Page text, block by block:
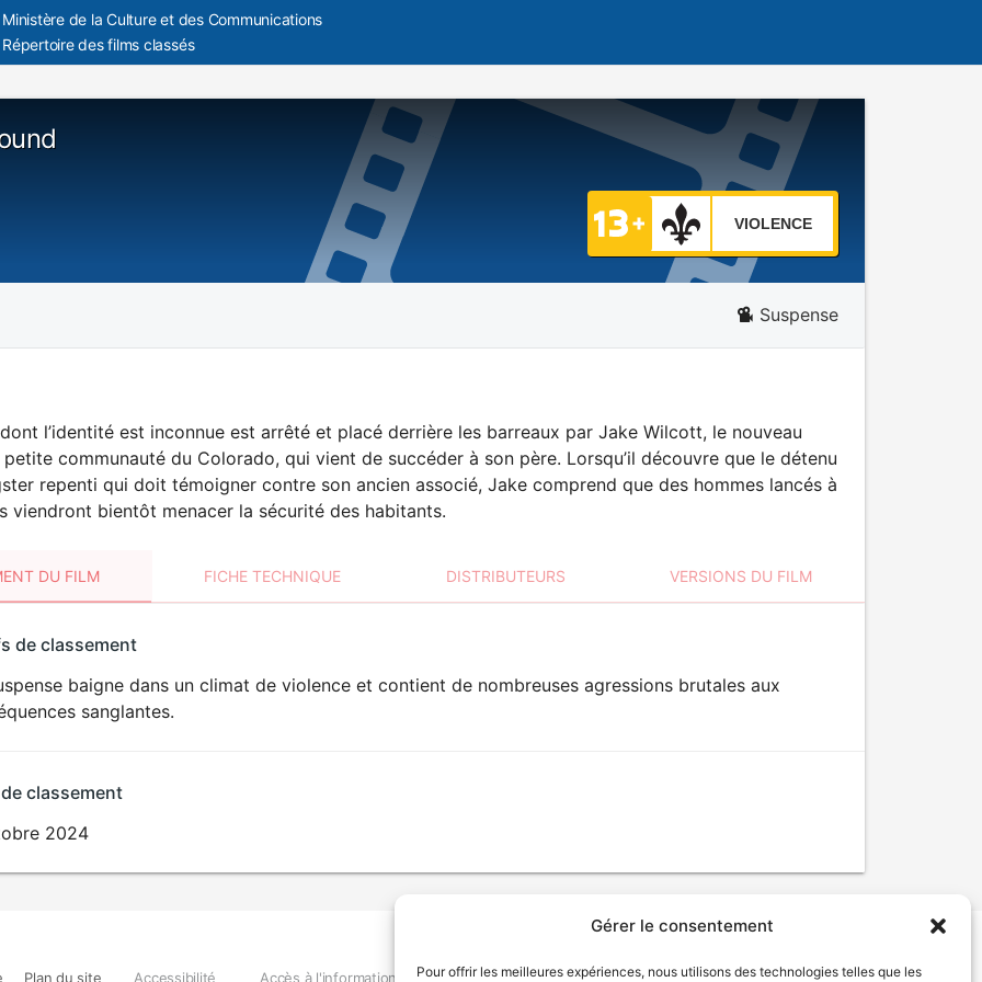
Gérer le consentement
Pour offrir les meilleures expériences, nous utilisons des technologies telles que les
Ministère de la Culture et des Communications
Répertoire des films classés
VIOLENCE
Suspense
l’identité est inconnue est arrêté et placé derrière les barreaux par Jake Wilcott, le nouveau
petite communauté du Colorado, qui vient de succéder à son père. Lorsqu’il découvre que le détenu
repenti qui doit témoigner contre son ancien associé, Jake comprend que des hommes lancés à
viendront bientôt menacer la sécurité des habitants.
DU FILM FICHE TECHNIQUE DISTRIBUTEURS VERSIONS DU FILM
VIOLENCE
de classement
baigne dans un climat de violence et contient de nombreuses agressions brutales aux
sanglantes.
classement
2024
Plan du site Accessibilité Accès à l'information Déclaration de services Politique de confidentialité